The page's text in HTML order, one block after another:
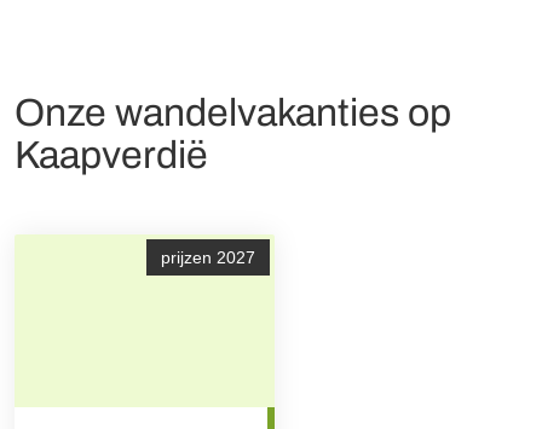
Onze wandelvakanties op
Kaapverdië
prijzen 2027